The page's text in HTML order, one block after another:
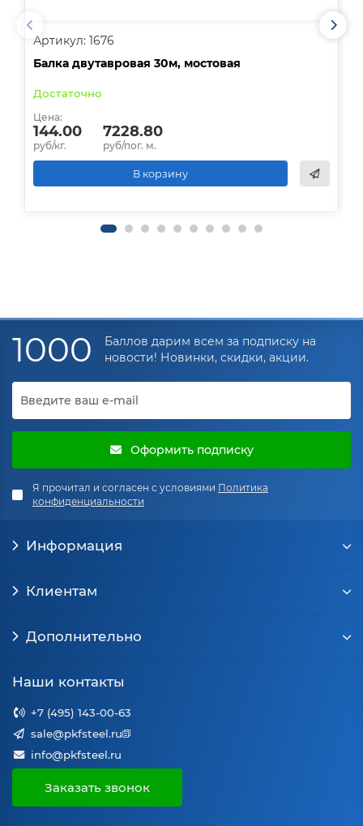
Артикул: 1676
Балка двутавровая 30м, мостовая
Достаточно
Цена:
144.00
руб/кг.
7228.80
руб/пог. м.
В корзину
1000
Баллов дарим всем за подписку на
новости! Новинки, скидки, акции.
Оформить подписку
Я прочитал и согласен с условиями Политика
конфиденциальности
Информация
Клиентам
Дополнительно
Наши контакты
+7 (495) 143-00-63
sale@pkfsteel.ru
info@pkfsteel.ru
Заказать звонок